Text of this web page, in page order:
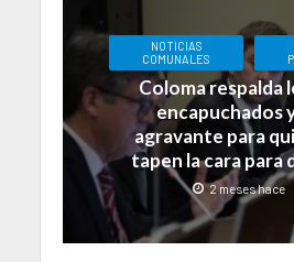
NOTICIAS
COMUNALES
Coloma respalda
encapuchados
agravante para
tapen la cara para
2 meses hace